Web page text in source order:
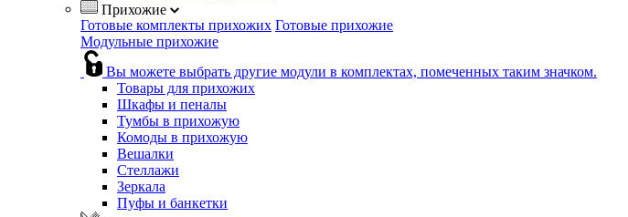
Прихожие
Готовые комплекты прихожих Готовые прихожие
Модульные прихожие
Вы можете выбрать другие модули в комплектах, помеченных таким значком.
Товары для прихожих
Шкафы и пеналы
Тумбы в прихожую
Комоды в прихожую
Вешалки
Стеллажи
Зеркала
Пуфы и банкетки